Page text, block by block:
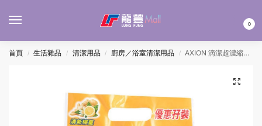
0
首頁 / 生活雜品 / 清潔用品 / 廚房／浴室清潔用品 / AXION 滴潔超濃縮洗潔精(橙-檸薑) 500MLx2’S